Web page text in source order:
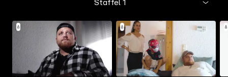
Staffel 1